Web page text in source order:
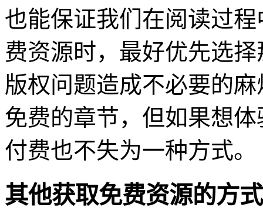
也能保证我们在阅读过
费资源时，最好优先选
版权问题造成不必要的
免费的章节，但如果想
付费也不失为一种方式。
其他获取免费资源的方式